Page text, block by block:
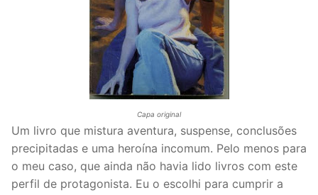
Capa original
Um livro que mistura aventura, suspense, conclusões
precipitadas e uma heroína incomum. Pelo menos para
o meu caso, que ainda não havia lido livros com este
perfil de protagonista. Eu o escolhi para cumprir a